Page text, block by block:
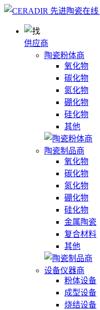
供应商
陶瓷粉体商
氧化物
碳化物
氮化物
硼化物
硅化物
其他
陶瓷制品商
氧化物
碳化物
氮化物
硼化物
硅化物
金属陶瓷
复合材料
其他
设备仪器商
粉体设备
成型设备
烧结设备